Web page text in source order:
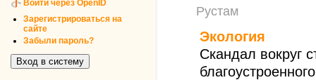
Войти через OpenID
Зарегистрироваться на
сайте
Забыли пароль?
Рустам
Экология
Скандал вокруг